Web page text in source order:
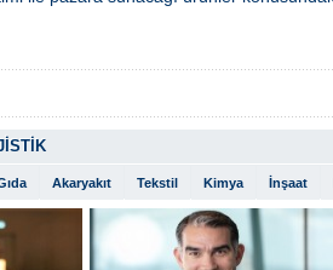
Akaryakıt Tekstil Kimya İnşaat